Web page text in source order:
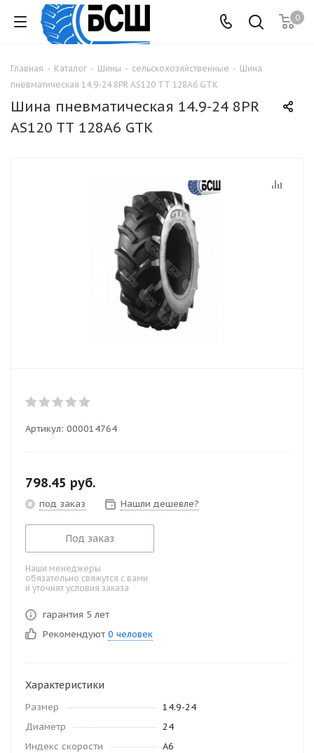
0
Главная - Каталог - Шины - сельскохозяйственные - Шина
пневматическая 14.9-24 8PR AS120 TТ 128A6 GTK
Шина пневматическая 14.9-24 8PR
AS120 TТ 128A6 GTK
Артикул: 000014764
798.45 руб.
под заказ Нашли дешевле?
Под заказ
Наши менеджеры
обязательно свяжутся с вами
и уточнят условия заказа
гарантия 5 лет
Рекомендуют 0 человек
Характеристики
Размер
14.9-24
Диаметр
24
Индекс скорости
A6